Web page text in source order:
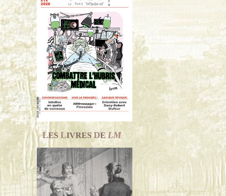
LES LIVRESDE LM